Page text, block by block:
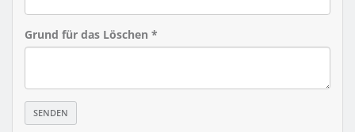
Grund für das Löschen *